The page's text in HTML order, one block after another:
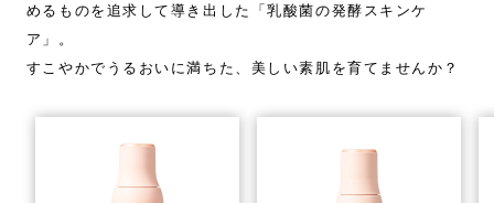
めるものを追求して導き出した「乳酸菌の発酵スキンケ
ア」。
すこやかでうるおいに満ちた、美しい素肌を育てませんか？